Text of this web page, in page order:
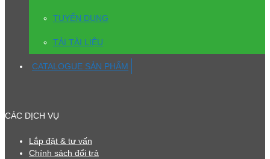
TUYỂN DỤNG
TẢI TÀI LIỆU
CATALOGUE SẢN PHẨM
CÁC DỊCH VỤ
Lắp đặt & tư vấn
Chính sách đổi trả